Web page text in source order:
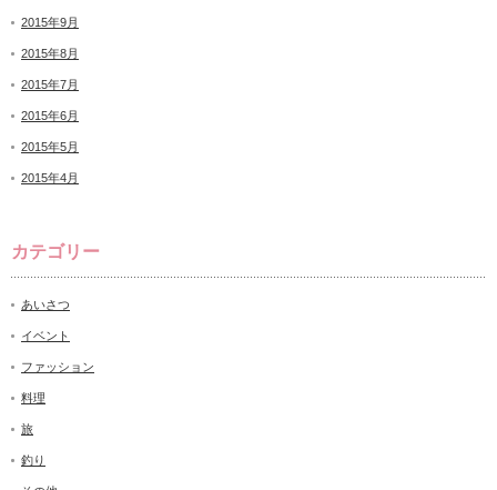
2015年9月
2015年8月
2015年7月
2015年6月
2015年5月
2015年4月
カテゴリー
あいさつ
イベント
ファッション
料理
旅
釣り